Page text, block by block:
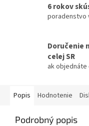
6 rokov
poradenstvo
Doručenie
celej SR
ak objednáte
Popis Hodnotenie
Podrobný popis